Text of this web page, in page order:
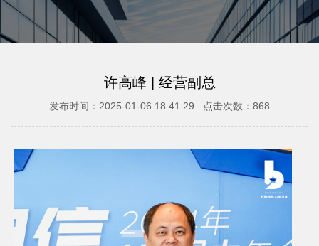
许高峰 | 经营副总
发布时间：2025-01-06 18:41:29 点击次数：868